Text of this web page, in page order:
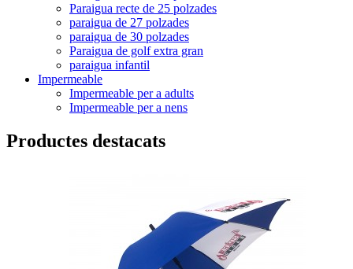
Paraigua recte de 25 polzades
paraigua de 27 polzades
paraigua de 30 polzades
Paraigua de golf extra gran
paraigua infantil
Impermeable
Impermeable per a adults
Impermeable per a nens
Productes destacats